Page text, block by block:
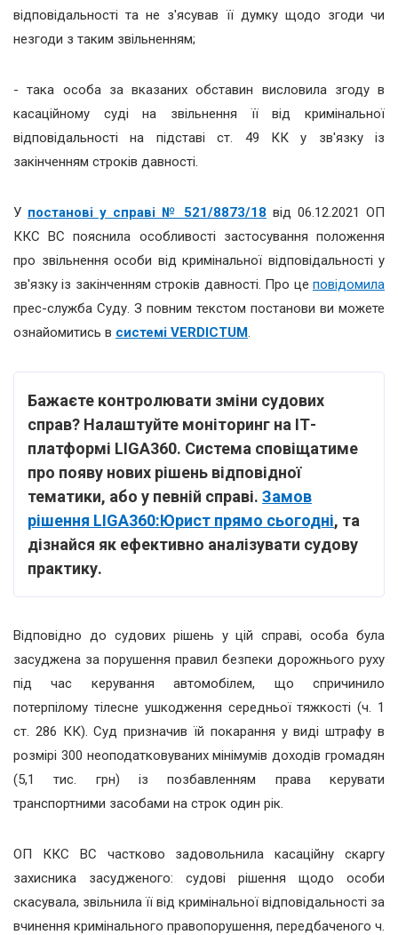
відповідальності та не з'ясував її думку щодо згоди чи
незгоди з таким звільненням;
- така особа за вказаних обставин висловила згоду в
касаційному суді на звільнення її від кримінальної
відповідальності на підставі ст. 49 КК у зв'язку із
закінченням строків давності.
У постанові у справі № 521/8873/18 від 06.12.2021 ОП
ККС ВС пояснила особливості застосування положення
про звільнення особи від кримінальної відповідальності у
зв'язку із закінченням строків давності. Про це повідомила
прес-служба Суду. З повним текстом постанови ви можете
ознайомитись в системі VERDICTUM.
Бажаєте контролювати зміни судових
справ? Налаштуйте моніторинг на ІТ-
платформі LIGA360. Система сповіщатиме
про появу нових рішень відповідної
тематики, або у певній справі. Замов
рішення LIGA360:Юрист прямо сьогодні, та
дізнайся як ефективно аналізувати судову
практику.
Відповідно до судових рішень у цій справі, особа була
засуджена за порушення правил безпеки дорожнього руху
під час керування автомобілем, що спричинило
потерпілому тілесне ушкодження середньої тяжкості (ч. 1
ст. 286 КК). Суд призначив їй покарання у виді штрафу в
розмірі 300 неоподатковуваних мінімумів доходів громадян
(5,1 тис. грн) із позбавленням права керувати
транспортними засобами на строк один рік.
ОП ККС ВС частково задовольнила касаційну скаргу
захисника засудженого: судові рішення щодо особи
скасувала, звільнила її від кримінальної відповідальності за
вчинення кримінального правопорушення, передбаченого ч.